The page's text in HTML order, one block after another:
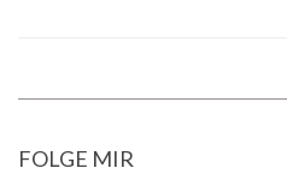
FOLGE MIR